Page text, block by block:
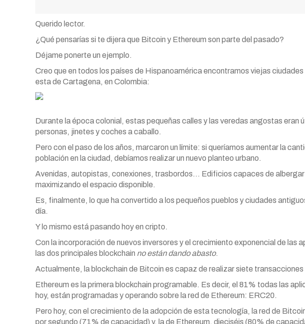
Querido lector.
¿Qué pensarías si te dijera que Bitcoin y Ethereum son parte del pasado?
Déjame ponerte un ejemplo.
Creo que en todos los países de Hispanoamérica encontramos viejas
esta de Cartagena, en Colombia:
Durante la época colonial, estas pequeñas calles y las veredas angostas eran
personas, jinetes y coches a caballo.
Pero con el paso de los años, marcaron un límite: si queríamos aumentar la
población en la ciudad, debíamos realizar un nuevo planteo urbano.
Avenidas, autopistas, conexiones, trasbordos… Edificios capaces de
maximizando el espacio disponible.
Es, finalmente, lo que ha convertido a los pequeños pueblos y ciudades
día.
Y lo mismo está pasando hoy en cripto.
Con la incorporación de nuevos inversores y el crecimiento exponencial de las
las dos principales blockchain no están dando abasto.
Actualmente, la blockchain de Bitcoin es capaz de realizar siete
Ethereum es la primera blockchain programable. Es decir, el 81% todas las
hoy, están programadas y operando sobre la red de Ethereum: ERC20.
Pero hoy, con el crecimiento de la adopción de esta tecnología, la red de
por segundo (71% de capacidad) y, la de Ethereum, dieciséis (80% de